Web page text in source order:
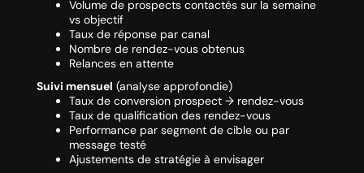
Volume de prospects contactés sur la semaine
vs objectif
Taux de réponse par canal
Nombre de rendez-vous obtenus
Relances en attente
Suivi mensuel (analyse approfondie)
Taux de conversion prospect → rendez-vous
Taux de qualification des rendez-vous
Performance par segment de cible ou par
message testé
Ajustements de stratégie à envisager